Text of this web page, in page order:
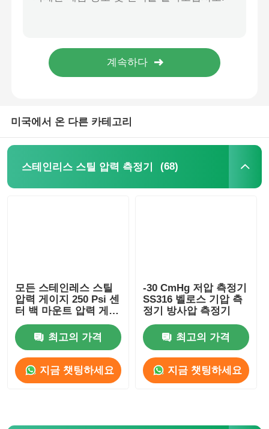
전기 접촉 압력 측정기
건식 압력 게이지
어두운 압력 게이지에서 빛나다
압력 측정기 종류
미국에서 온 다른 카테고리
스테인리스 스틸 압력 측정기 (68)
모든 스테인레스 스틸
압력 게이지 250 Psi 센
터 백 마운트 압력 게이
지 50mm
최고의 가격
지금 챗팅하세요
-30 CmHg 저압 측정기
SS316 벨로스 기압 측
정기 방사압 측정기
최고의 가격
지금 챗팅하세요